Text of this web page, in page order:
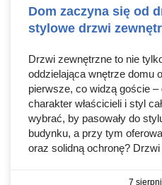
Dom zaczyna się od
stylowe drzwi
Drzwi zewnętrzne to nie
oddzielająca wnętrze domu
pierwsze, co widzą goście
charakter właścicieli i styl
wybrać, by pasowały do
budynku, a przy tym
oraz solidną ochronę?
7